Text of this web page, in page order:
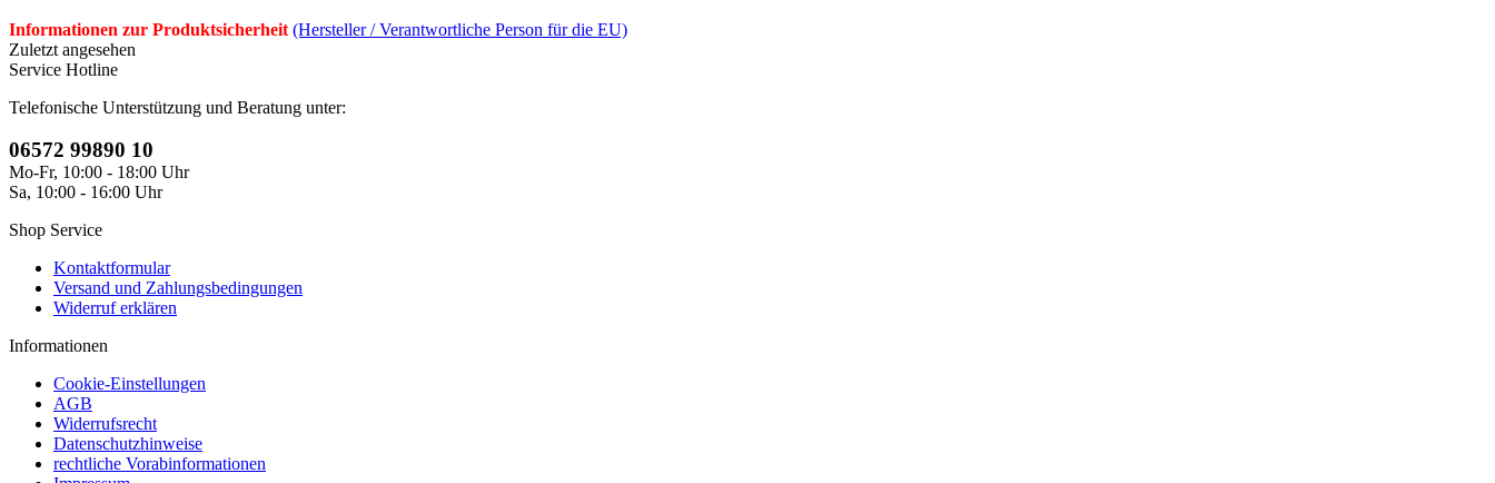
Informationen zur Produktsicherheit (Hersteller / Verantwortliche Person für die EU)
Zuletzt angesehen
Service Hotline
Telefonische Unterstützung und Beratung unter:
06572 99890 10
Mo-Fr, 10:00 - 18:00 Uhr
Sa, 10:00 - 16:00 Uhr
Shop Service
Kontaktformular
Versand und Zahlungsbedingungen
Widerruf erklären
Informationen
Cookie-Einstellungen
AGB
Widerrufsrecht
Datenschutzhinweise
rechtliche Vorabinformationen